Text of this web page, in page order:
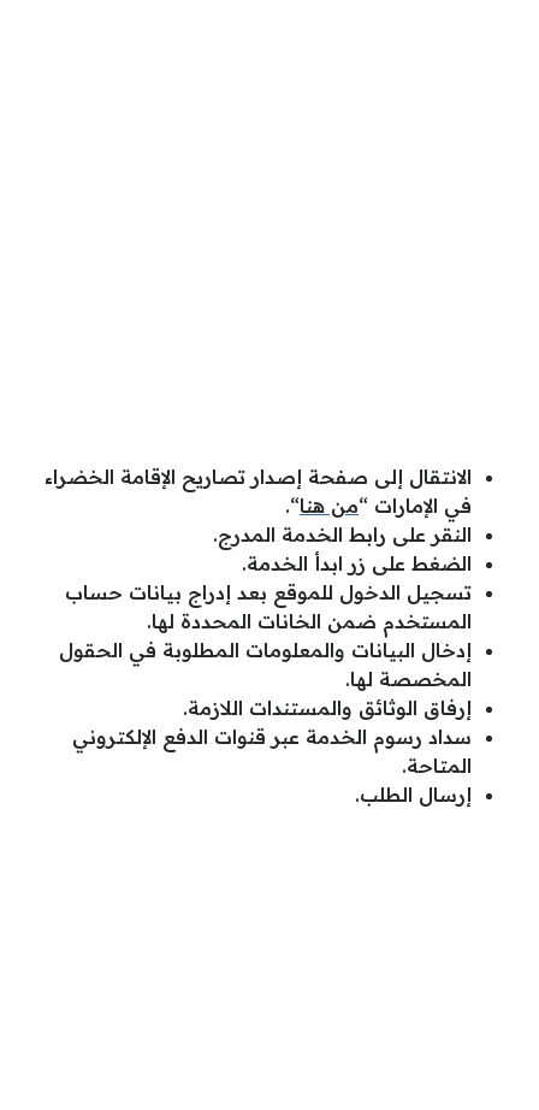
الانتقال إلى صفحة إصدار تصاريح الإقامة الخضراء
في الإمارات “من هنا“.
النقر على رابط الخدمة المدرج.
الضغط على زر ابدأ الخدمة.
تسجيل الدخول للموقع بعد إدراج بيانات حساب
المستخدم ضمن الخانات المحددة لها.
إدخال البيانات والمعلومات المطلوبة في الحقول
المخصصة لها.
إرفاق الوثائق والمستندات اللازمة.
سداد رسوم الخدمة عبر قنوات الدفع الإلكتروني
المتاحة.
إرسال الطلب.